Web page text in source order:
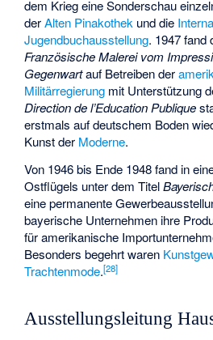
dem Krieg eine Sonderschau
derAlten Pinakothek und die
Jugendbuchausstellung. 1947 fand
Französische Malerei vom
Gegenwartauf Betreiben der
Militärregierung mit Unterstützung
Direction de l’Education Publique
erstmals auf deutschem Boden
Kunst der Moderne.
Von 1946 bis Ende 1948 fand in
Ostflügels unter dem Titel
eine permanente
bayerische Unternehmen ihre
für amerikanische
Besonders begehrt waren
Trachtenmode.[28]
Ausstellungsleitung